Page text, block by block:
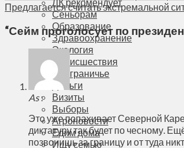
Сеньорам
Образование
Здравоохранение
Экология
Происшествия
Приграничье
Деньги
Визиты
Выборы
Агроновости
Едим дома
Ищу семью
Предлагается считать экстремальной
“Сейм проголосует по
As :
Это уже попахивает Северной
диктатуру так будет по чесному.
позвонишь за границу и от туда